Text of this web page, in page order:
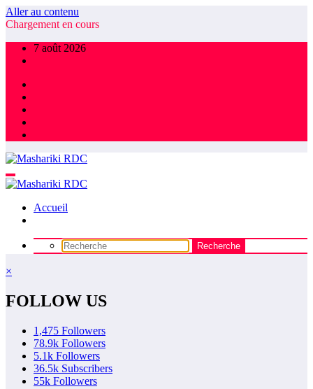
Aller au contenu
Chargement en cours
7 août 2026
Accueil
×
FOLLOW US
1,475 Followers
78.9k Followers
5.1k Followers
36.5k Subscribers
55k Followers